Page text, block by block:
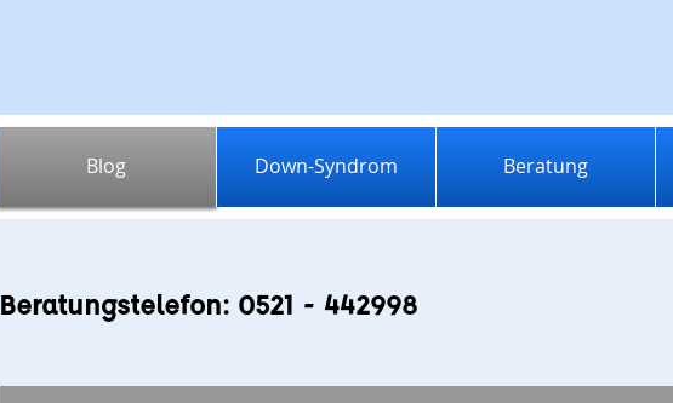
Blog Down-Syndrom Beratung
Beratungstelefon: 0521 - 442998